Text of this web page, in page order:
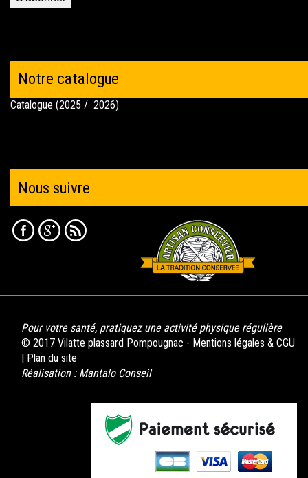
Notre catalogue
Catalogue (2025 / 2026)
Nous suivre
Pour votre santé, pratiquez une activité physique régulière
© 2017 Vilatte plassard Pompougnac - Mentions légales & CGU
Plan du site
Réalisation : Mantalo Conseil